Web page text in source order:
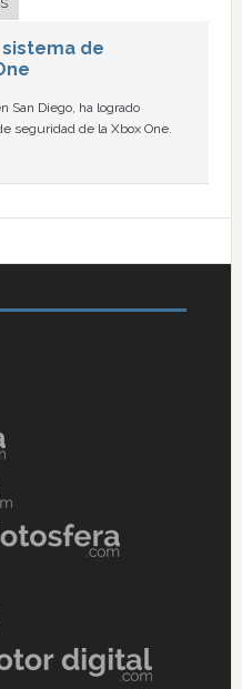
de
San Diego, ha logrado
seguridad de la Xbox One.